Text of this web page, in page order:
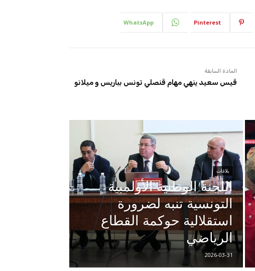
Pinterest
WhatsApp
المادة السابقة
قيس سعيد ينهي مهام قنصلي تونس بباريس و ميلانو
بلاغات
اللجنة الوطنية الأولمبية
التونسية تنبه لضرورة
استقلالية حوكمة القطاع
الرياضي
2026-03-31